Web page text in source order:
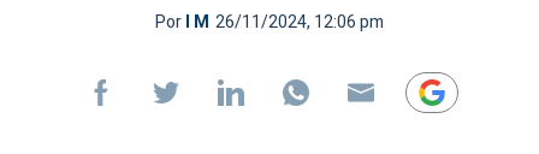
PorI M 26/11/2024, 12:06 pm